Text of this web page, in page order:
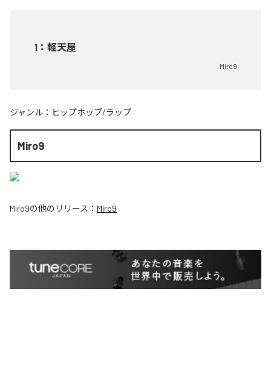
1 ： 軽天屋
Miro9
ジャンル： ヒップホップ/ラップ
Miro9
Miro9の他のリリース： Miro9